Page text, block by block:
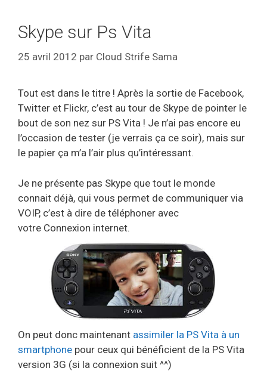
Skype sur Ps Vita
25 avril 2012 par Cloud Strife Sama
Tout est dans le titre ! Après la sortie de Facebook,
Twitter et Flickr, c’est au tour de Skype de pointer le
bout de son nez sur PS Vita ! Je n’ai pas encore eu
l’occasion de tester (je verrais ça ce soir), mais sur
le papier ça m’a l’air plus qu’intéressant.
Je ne présente pas Skype que tout le monde
connait déjà, qui vous permet de communiquer via
VOIP, c’est à dire de téléphoner avec
votre Connexion internet.
On peut donc maintenant assimiler la PS Vita à un
smartphone pour ceux qui bénéficient de la PS Vita
version 3G (si la connexion suit ^^)